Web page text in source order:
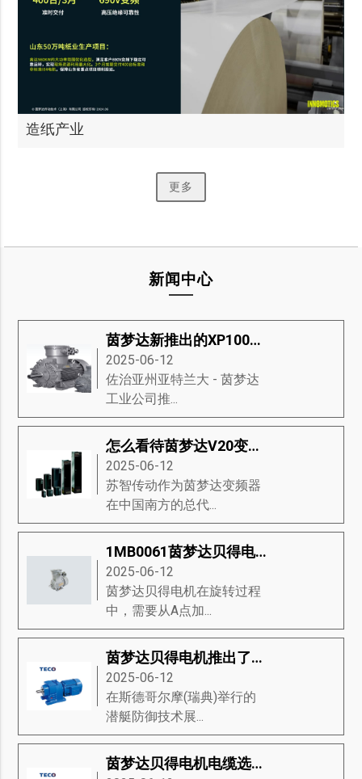
造纸产业
更多
新闻中心
茵梦达新推出的XP100防爆电机
2025-06-12
​佐治亚州亚特兰大 - 茵梦达
工业公司推...
怎么看待茵梦达V20变频器的市场趋势
2025-06-12
苏智传动作为茵梦达变频器
在中国南方的总代...
1MB0061茵梦达贝得电机驱动器流程的讲解与说明
2025-06-12
茵梦达贝得电机在旋转过程
中，需要从A点加...
茵梦达贝得电机推出了永磁推进的新型模块，是未来潜艇动力关键技术
2025-06-12
在斯德哥尔摩(瑞典)举行的
潜艇防御技术展...
茵梦达贝得电机电缆选择的要求？茵梦达贝得电机推荐